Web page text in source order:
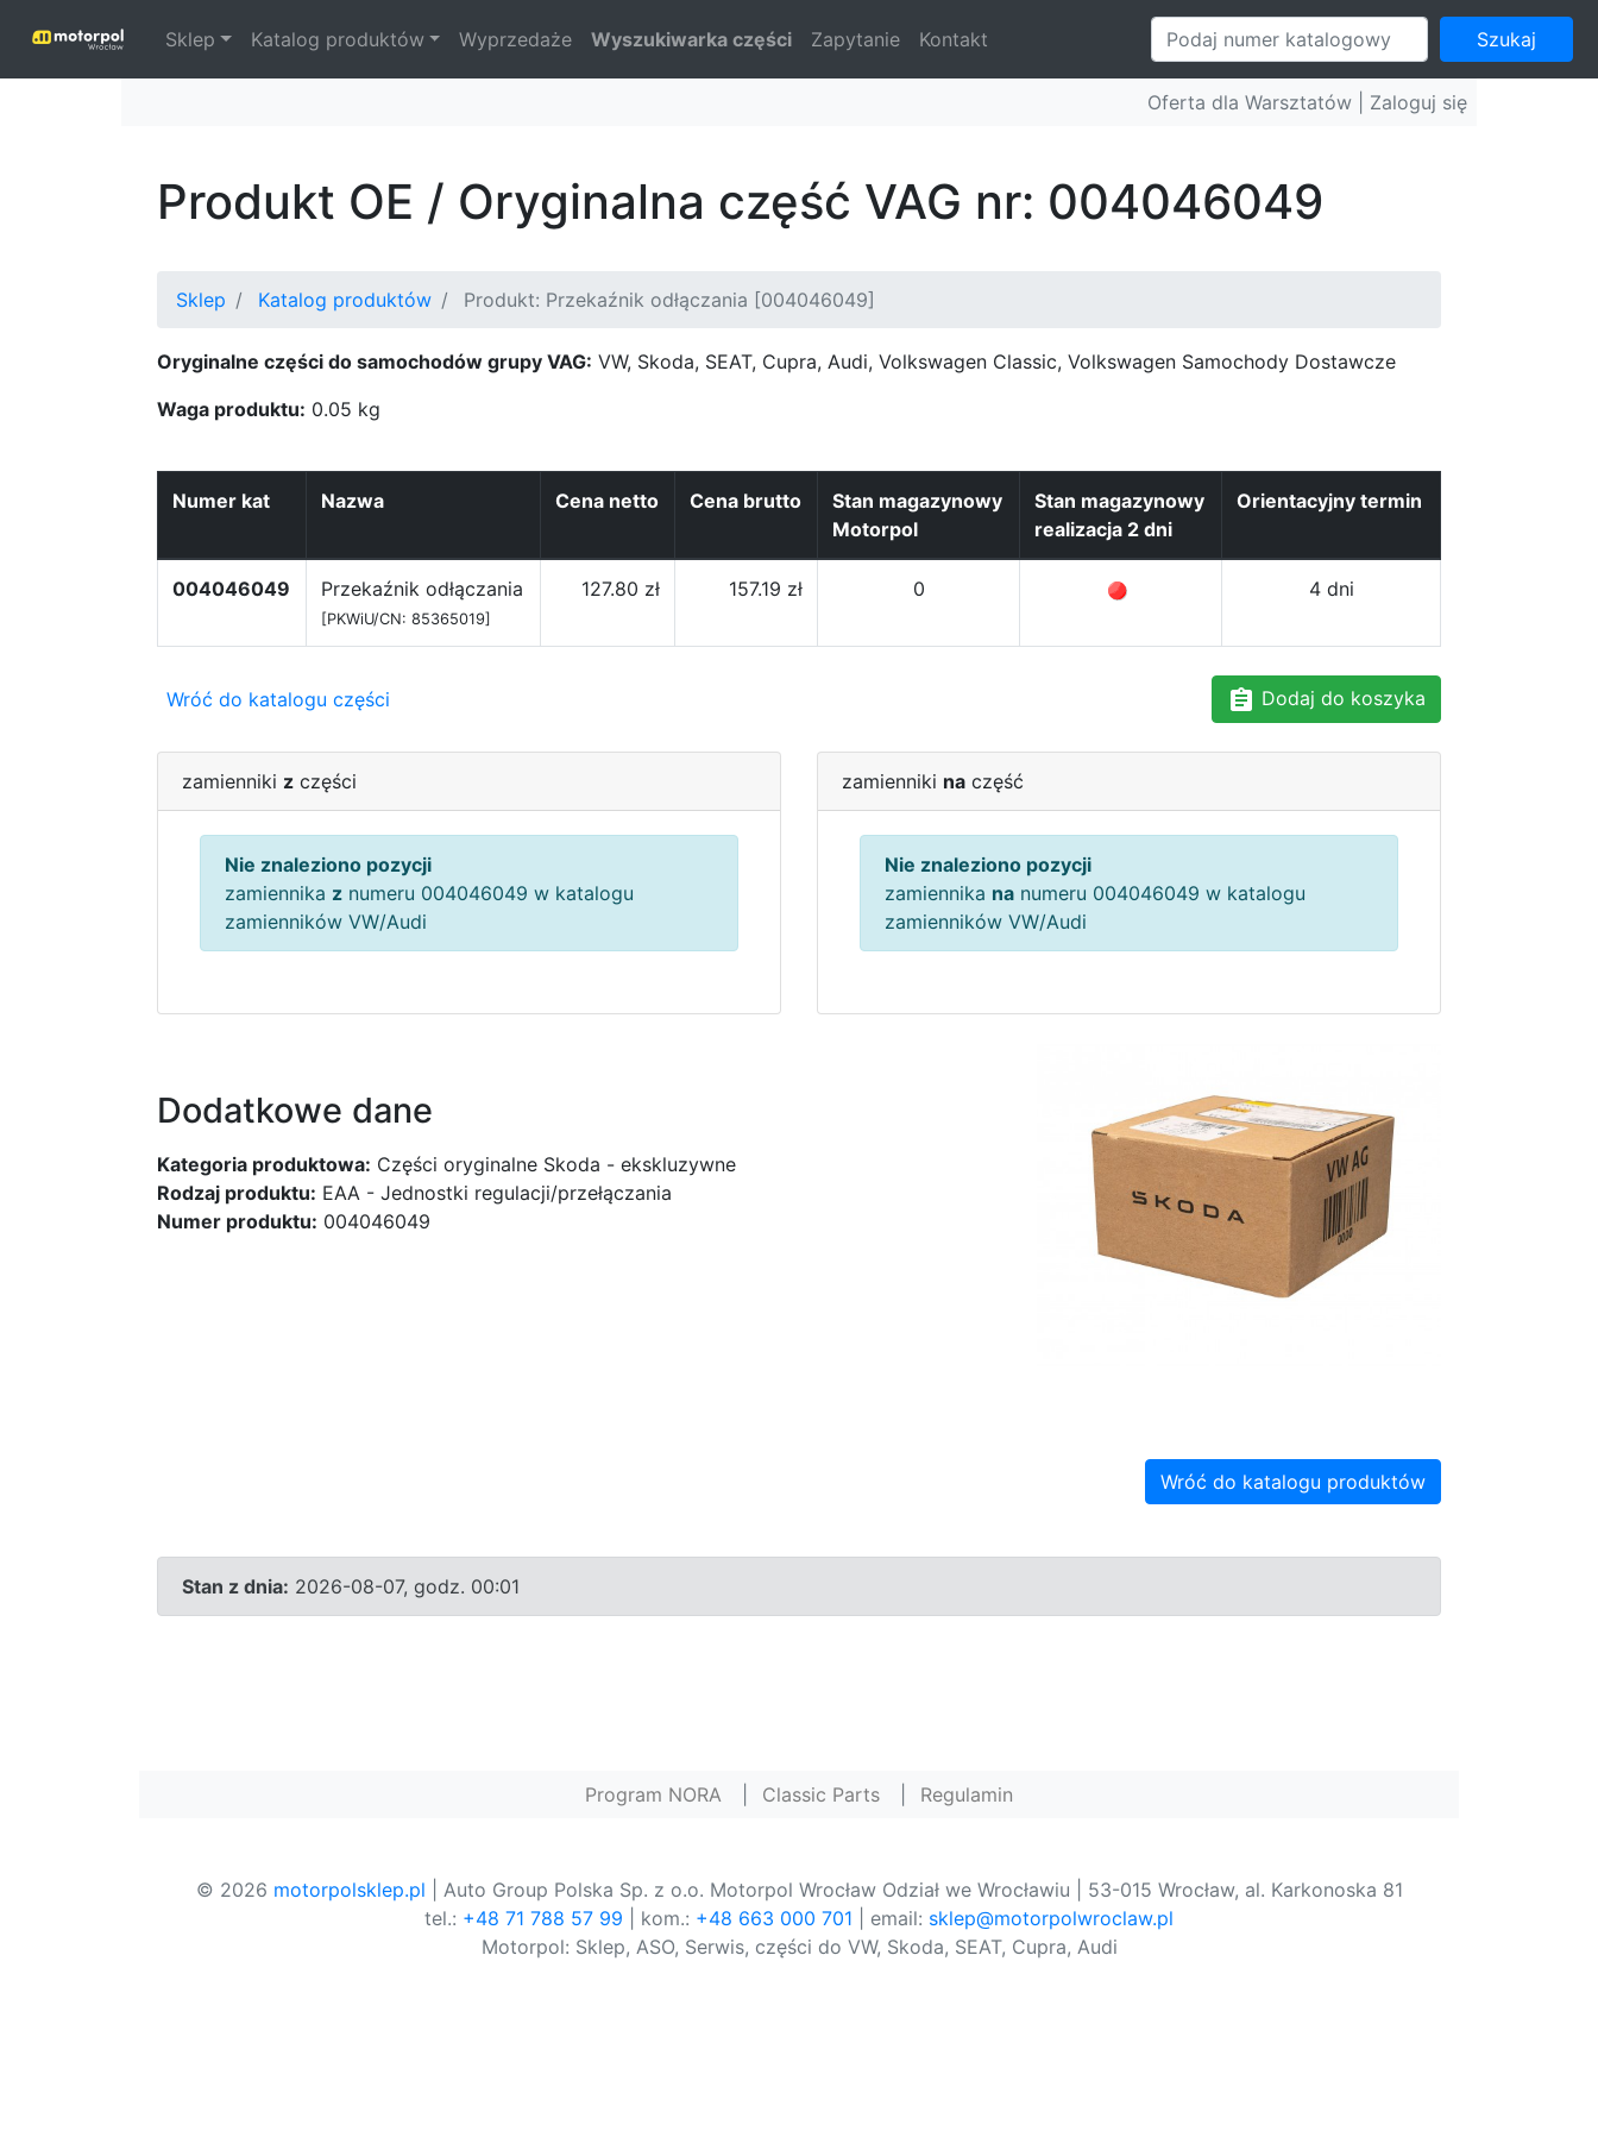
Sklep Katalog produktów Wyprzedaże Wyszukiwarka części Zapytanie Kontakt Szukaj
Oferta dla Warsztatów | Zaloguj się
Produkt OE / Oryginalna część VAG nr: 004046049
Sklep Katalog produktów Produkt: Przekaźnik odłączania [004046049]
Oryginalne części do samochodów grupy VAG: VW, Skoda, SEAT, Cupra, Audi, Volkswagen Classic, Volkswagen Samochody Dostawcze
Waga produktu: 0.05 kg
Numer kat Nazwa Cena netto Cena brutto
Stan magazynowy
Motorpol
Stan magazynowy
realizacja 2 dni
Orientacyjny termin
004046049 Przekaźnik odłączania
[PKWiU/CN: 85365019]
127.80 zł 157.19 zł 0 4 dni
Wróć do katalogu części Dodaj do koszyka
zamienniki z części
Nie znaleziono pozycji
zamiennika z numeru 004046049 w katalogu
zamienników VW/Audi
zamienniki na część
Nie znaleziono pozycji
zamiennika na numeru 004046049 w katalogu
zamienników VW/Audi
Dodatkowe dane
Kategoria produktowa: Części oryginalne Skoda - ekskluzywne
Rodzaj produktu: EAA - Jednostki regulacji/przełączania
Numer produktu: 004046049
Wróć do katalogu produktów
Stan z dnia: 2026-08-07, godz. 00:01
Program NORA Classic Parts Regulamin
© 2026 motorpolsklep.pl | Auto Group Polska Sp. z o.o. Motorpol Wrocław Odział we Wrocławiu | 53-015 Wrocław, al. Karkonoska 81
tel.: +48 71 788 57 99 | kom.: +48 663 000 701 | email: sklep@motorpolwroclaw.pl
Motorpol: Sklep, ASO, Serwis, części do VW, Skoda, SEAT, Cupra, Audi